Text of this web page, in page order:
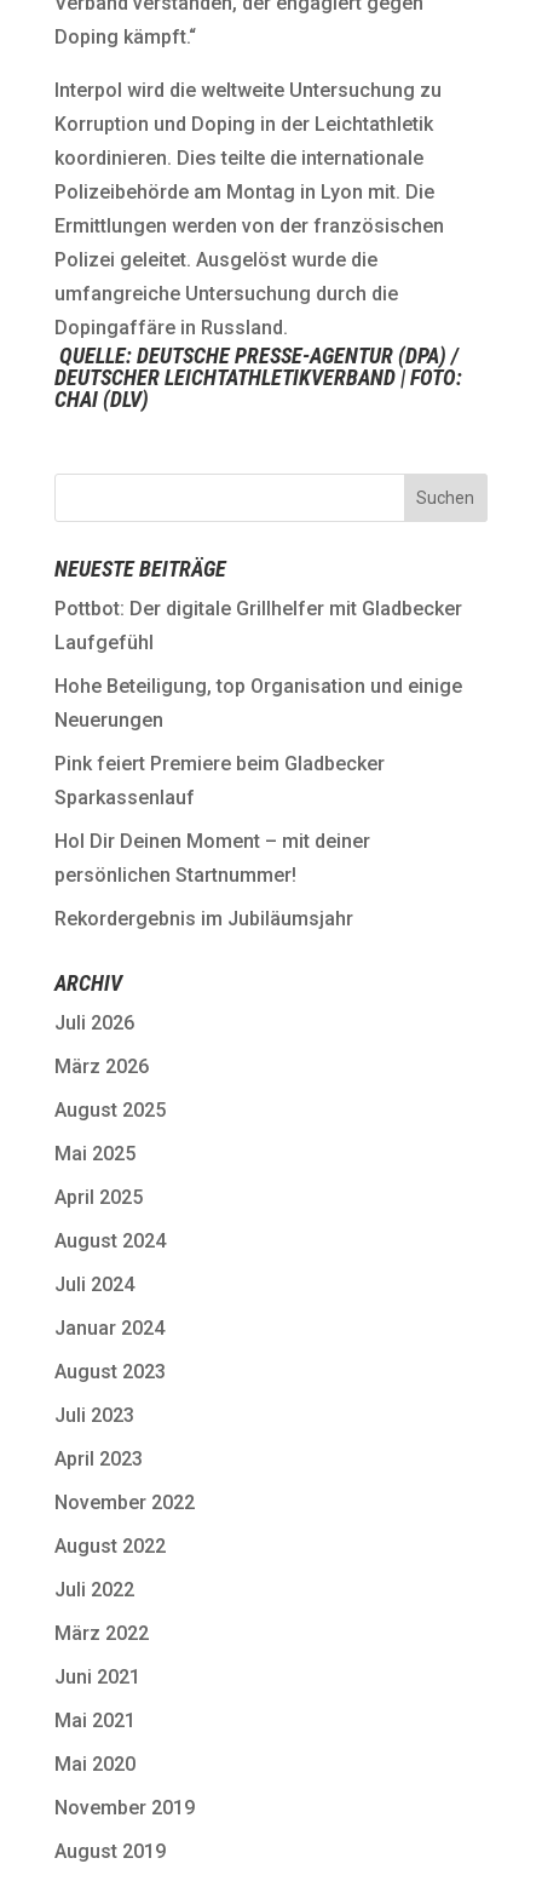
Doping kämpft.“
Interpol wird die weltweite Untersuchung zu
Korruption und Doping in der Leichtathletik
koordinieren. Dies teilte die internationale
Polizeibehörde am Montag in Lyon mit. Die
Ermittlungen werden von der französischen
Polizei geleitet. Ausgelöst wurde die
umfangreiche Untersuchung durch die
Dopingaffäre in Russland.
QUELLE:DEUTSCHE PRESSE-AGENTUR (DPA) /
DEUTSCHER LEICHTATHLETIKVERBAND| FOTO:
CHAI (DLV)
NEUESTE BEITRÄGE
Pottbot: Der digitale Grillhelfer mit Gladbecker
Laufgefühl
Hohe Beteiligung, top Organisation und einige
Neuerungen
Pink feiert Premiere beim Gladbecker
Sparkassenlauf
Hol Dir Deinen Moment – mit deiner
persönlichen Startnummer!
Rekordergebnis im Jubiläumsjahr
ARCHIV
Juli 2026
März 2026
August 2025
Mai 2025
April 2025
August 2024
Juli 2024
Januar 2024
August 2023
Juli 2023
April 2023
November 2022
August 2022
Juli 2022
März 2022
Juni 2021
Mai 2021
Mai 2020
November 2019
August 2019